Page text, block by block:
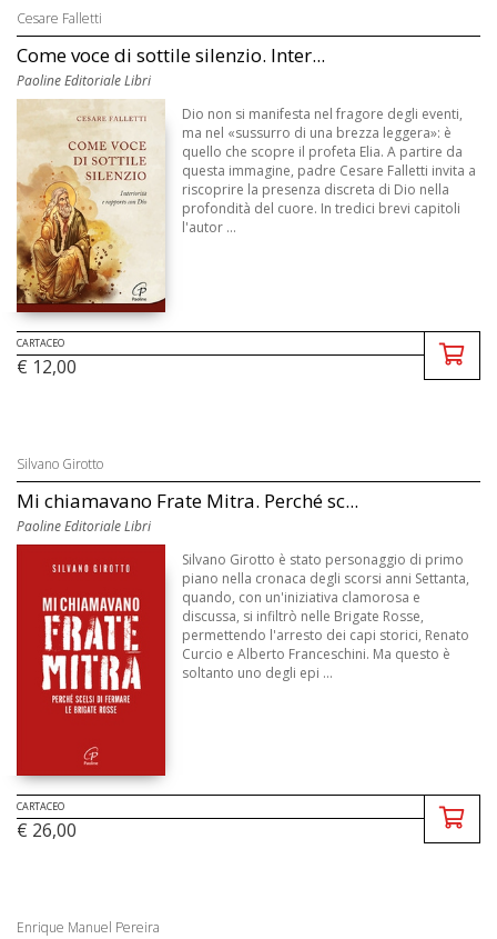
Cesare Falletti
Come voce di sottile silenzio. Inter...
Paoline Editoriale Libri
Dio non si manifesta nel fragore degli eventi,
ma nel «sussurro di una brezza leggera»: è
quello che scopre il profeta Elia. A partire da
questa immagine, padre Cesare Falletti invita a
riscoprire la presenza discreta di Dio nella
profondità del cuore. In tredici brevi capitoli
l'autor ...
CARTACEO
€ 12,00
Silvano Girotto
Mi chiamavano Frate Mitra. Perché sc...
Paoline Editoriale Libri
Silvano Girotto è stato personaggio di primo
piano nella cronaca degli scorsi anni Settanta,
quando, con un'iniziativa clamorosa e
discussa, si infiltrò nelle Brigate Rosse,
permettendo l'arresto dei capi storici, Renato
Curcio e Alberto Franceschini. Ma questo è
soltanto uno degli epi ...
CARTACEO
€ 26,00
Enrique Manuel Pereira